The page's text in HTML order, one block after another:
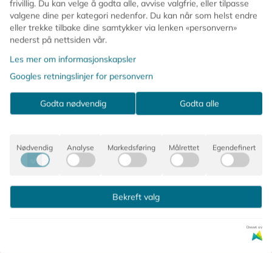
🎈 Kan fylles med luft eller helium
💬 Happy Birthday-tekst
📏 Størrelse før oppblåsing: ca 45 x 45 cm
📐 Størrelse etter oppblåsing: ca 35 x 35 cm
🥤 Sugerør følger med
Kommentarer
frivillig. Du kan velge å godta alle, avvise valgfrie, eller tilpasse
valgene dine per kategori nedenfor. Du kan når som helst endre
eller trekke tilbake dine samtykker via lenken «personvern»
nederst på nettsiden vår.
Les mer om informasjonskapsler
Googles retningslinjer for personvern
Godta nødvendig Godta alle
Nødvendig Analyse Markedsføring Målrettet Egendefinert
Bekreft valg
Drevet av